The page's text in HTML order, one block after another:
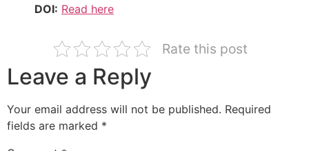
DOI: Read here
Rate this post
Leave a Reply
Your email address will not be published. Required
fields are marked *